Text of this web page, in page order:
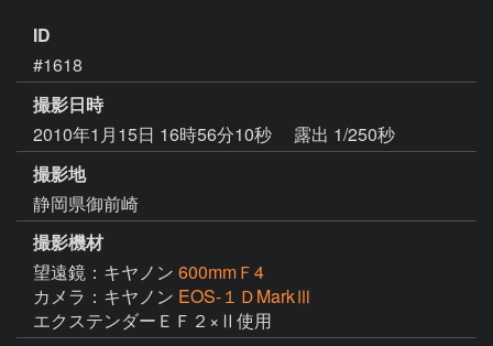
ID
#1618
撮影日時
2010年1月15日 16時56分10秒
露出 1/250秒
撮影地
静岡県御前崎
撮影機材
望遠鏡：キヤノン 600mmＦ4
カメラ：キヤノン EOS-１ＤMarkⅢ
エクステンダーＥＦ２×Ⅱ使用